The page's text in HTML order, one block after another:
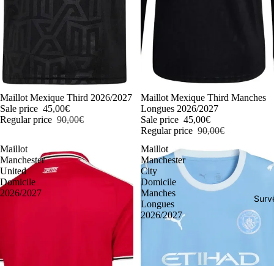
-50%
Maillot Mexique Third 2026/2027
Sale price 45,00€
Regular price 90,00€
-50%
Maillot Mexique Third Manches
Longues 2026/2027
Sale price 45,00€
Regular price 90,00€
Maillot
Manchester
United
Domicile
2026/2027
Maillot
Manchester
City
Domicile
Manches
Longues
2026/2027